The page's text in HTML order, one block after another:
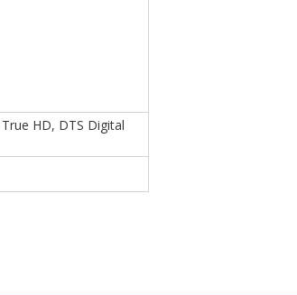
HD, DTS Digital